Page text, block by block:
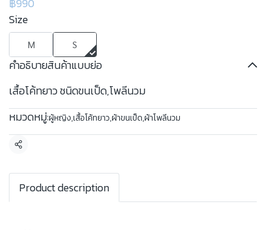
฿990
Size
M S
คำอธิบายสินค้าแบบย่อ
เสื้อโค้ทยาว ชนิดขนเป็ด,โพลีนวม
หมวดหมู่:ผู้หญิง,เสื้อโค้ทยาว,ผ้าขนเป็ด,ผ้าโพลีนวม
แชร์
Product description